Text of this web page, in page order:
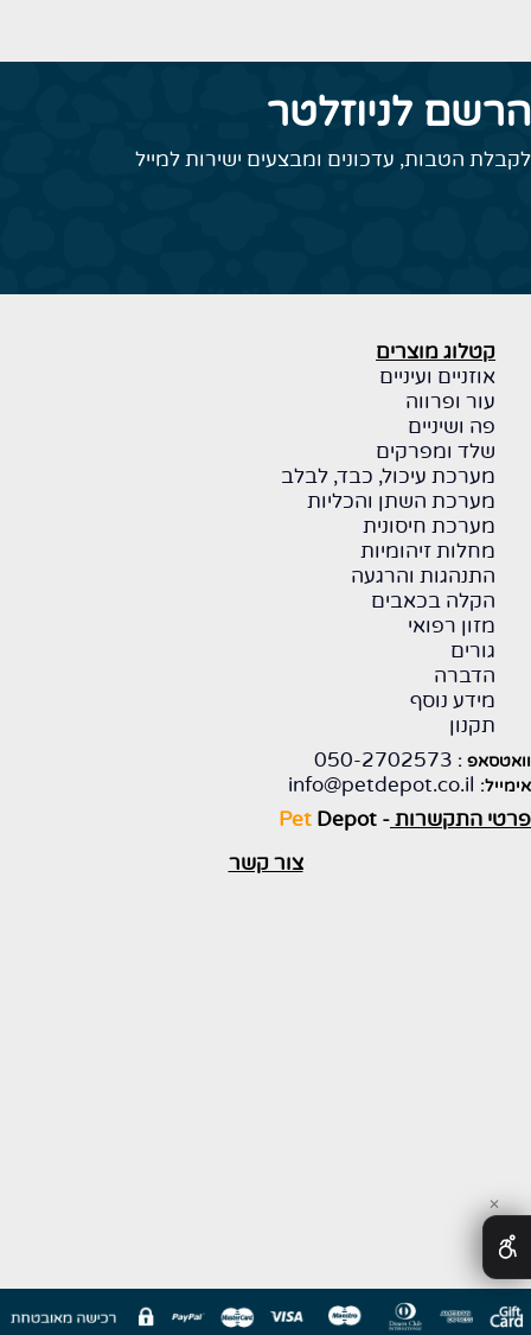
לניוזלטר
הטבות, עדכונים ומבצעים ישירות למייל
קטלוג מוצרים
אוזניים ועיניים
עור ופרווה
פה ושיניים
שלד ומפרקים
מערכת עיכול, כבד, לבלב
מערכת השתן והכליות
מערכת חיסונית
מחלות זיהומיות
התנהגות והרגעה
הקלה בכאבים
מזון רפואי
גורים
הדברה
מידע נוסף
תקנון
:
050-2702573
info@petdepot.co.il
התקשרות-
PetDepot
צור קשר
✕